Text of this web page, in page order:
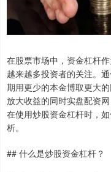
在股票市场中，资金杠杆
越来越多投资者的关注。
期用更少的本金博取更大
放大收益的同时实盘配资
在使用炒股资金杠杆时，
析。
## 什么是炒股资金杠杆？